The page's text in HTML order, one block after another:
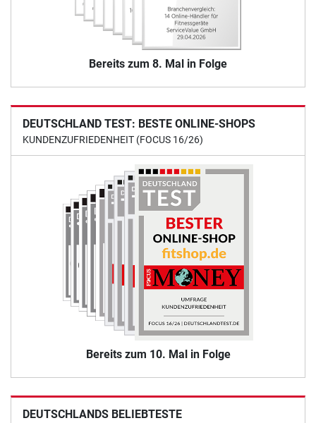
Bereits zum 8. Mal in Folge
DEUTSCHLAND TEST: BESTE ONLINE-SHOPS
KUNDENZUFRIEDENHEIT (FOCUS 16/26)
Bereits zum 10. Mal in Folge
DEUTSCHLANDS BELIEBTESTE